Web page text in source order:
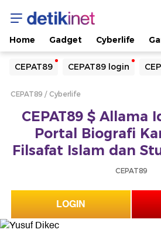
Home Gadget Cyberlife
CEPAT89 CEPAT89 login
Yang sedang ramai dicari
Loading...
Loading...
CEPAT89 Cyberlife
CEPAT89 $ Allama
Portal Biografi
Filsafat Islam dan
CEPAT89
LOGIN